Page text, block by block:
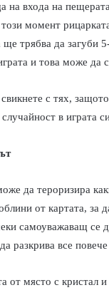
на входа на
момент
трябва да загуби
и това може да
с тях,
в играта
да тероризира
от картата, за
самоуважаващ се
разкрива все
от място с кристал